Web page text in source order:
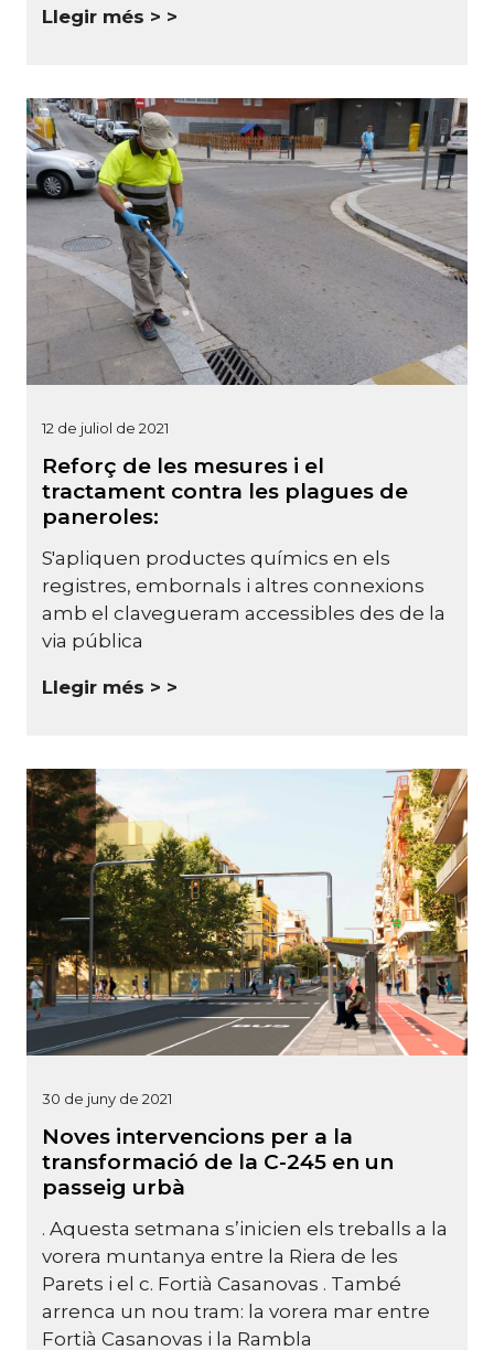
Llegir més >
12 de juliol de 2021
Reforç de les mesures i el
tractament contra les plagues de
paneroles:
S'apliquen productes químics en els
registres, embornals i altres connexions
amb el clavegueram accessibles des de la
via pública
Llegir més >
30 de juny de 2021
Noves intervencions per a la
transformació de la C-245 en un
passeig urbà
. Aquesta setmana s’inicien els treballs a la
vorera muntanya entre la Riera de les
Parets i el c. Fortià Casanovas . També
arrenca un nou tram: la vorera mar entre
Fortià Casanovas i la Rambla